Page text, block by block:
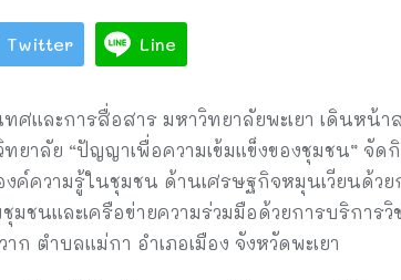
Twitter Line
ศและการสื่อสาร มหาวิทยาลัยพะเยา เดินห
ยาลัย “ปัญญาเพื่อความเข้มแข็งของชุมชน” จั
ค์ความรู้ในชุมชน ด้านเศรษฐกิจหมุนเวียนด้วย
มชนและเครือข่ายความร่วมมือด้วยการบริการ
ก ตำบลแม่กา อำเภอเมือง จังหวัดพะเยา